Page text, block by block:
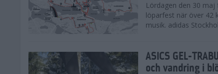
Lördagen den 30
löparfest när över 42
musik. adidas
ASICS GEL-
och vandring i